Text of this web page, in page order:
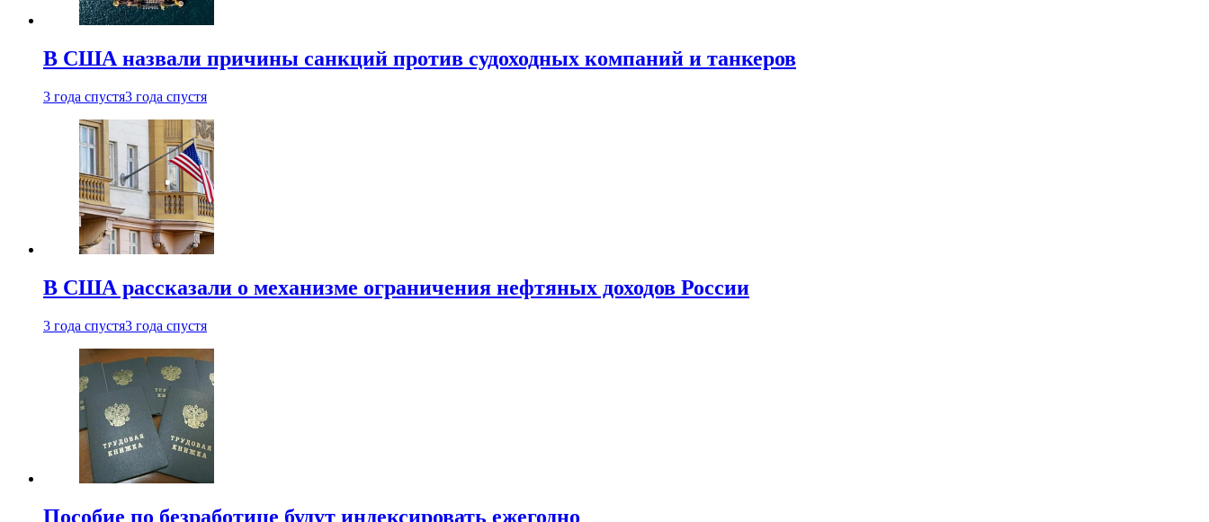
В США назвали причины санкций против судоходных компаний и танкеров
3 года спустя3 года спустя
В США рассказали о механизме ограничения нефтяных доходов России
3 года спустя3 года спустя
Пособие по безработице будут индексировать ежегодно